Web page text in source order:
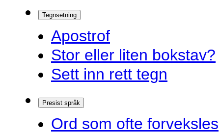
Tegnsetning
Apostrof
Stor eller liten bokstav?
Sett inn rett tegn
Presist språk
Ord som ofte forveksles